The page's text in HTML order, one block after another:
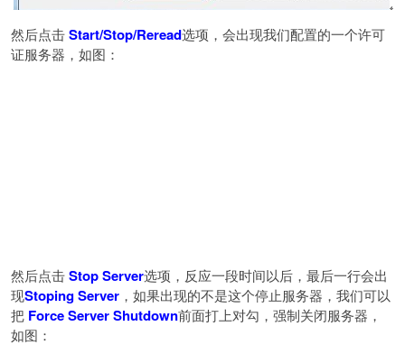
然后点击Start/Stop/Reread选项，会出现我们配置的一个许可
证服务器，如图：
然后点击Stop Server选项，反应一段时间以后，最后一行会出
现Stoping Server ，如果出现的不是这个停止服务器，我们可以
把 Force Server Shutdown前面打上对勾，强制关闭服务器，
如图：